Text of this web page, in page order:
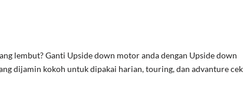
lembut? Ganti Upside down motor anda dengan Upside down
dijamin kokoh untuk dipakai harian, touring, dan advanture cek